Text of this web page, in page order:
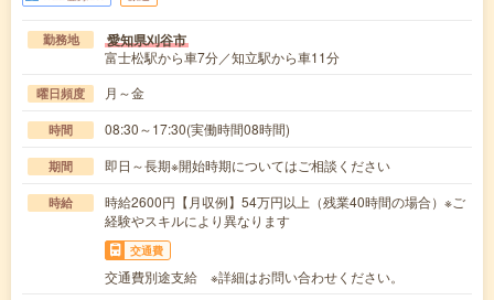
勤務地 愛知県刈谷市
富士松駅から車7分／知立駅から車11分
曜日頻度 月～金
時間 08:30～17:30(実働時間08時間)
期間 即日～長期※開始時期についてはご相談ください
時給
時給2600円【月収例】54万円以上（残業40時間の場合）※ご
経験やスキルにより異なります
交通費
交通費別途支給 ※詳細はお問い合わせください。